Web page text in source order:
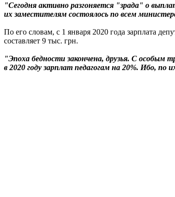
"Сегодня активно разгоняется "зрада" о
их заместителям состоялось по всем
По его словам, с 1 января 2020 года зарплата
составляет 9 тыс. грн.
"Эпоха бедности закончена, друзья. С особым
в 2020 году зарплат педагогам на 20%. Ибо,